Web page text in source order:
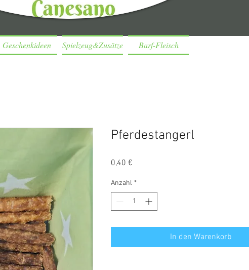
Geschenkideen Spielzeug&Zusätze Barf-Fleisch
Pferdestangerl
0,40 €
Anzahl *
In den Warenkorb